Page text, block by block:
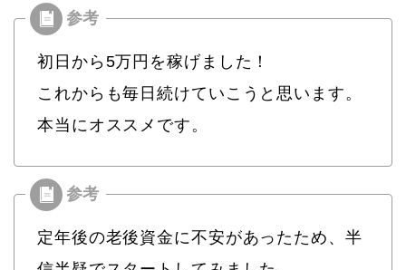
初日から5万円を稼げました！
これからも毎日続けていこうと思います。
本当にオススメです。
定年後の老後資金に不安があったため、半